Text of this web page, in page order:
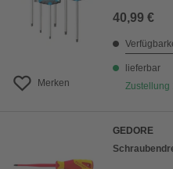
Merken
40,99 €
lieferbar
Zustellung
GEDORE